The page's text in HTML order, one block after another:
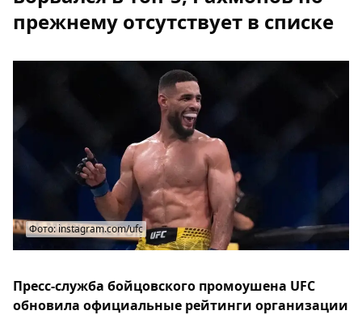
прежнему отсутствует в списке
Фото: instagram.com/ufc
Пресс-служба бойцовского промоушена UFC
обновила официальные рейтинги организации